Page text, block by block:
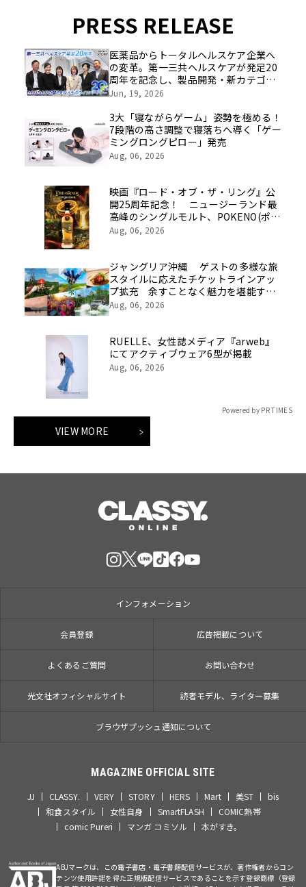
PRESS RELEASE
医薬品からトータルヘルスケア企業へ
の変革。第一三共ヘルスケアが発足20
周年を記念し、製品開発・新カテゴリ
挑戦の舞台や旧社統合時のエピソード
像を公開！
Jun, 19, 2026
3大「寝ながらゲーム」姿勢を極める！
7段階の高さ調整で寝落ちへ導く「ゲー
ミングロングピロー」発売
Aug, 06, 2026
映画『ロード・オブ・ザ・リング』公
開25周年記念！ ニュージーランド最
高峰のシングルモルト、POKENO(ポケ
ノ)より 数量限定ウイスキー「リング
Aug, 06, 2026
ジャングリア沖縄 ゲストの多様な旅
スタイルに応えたチケットラインアッ
プ拡充 余すことなく魅力を堪能する
「ロイヤルチケット」新登場
Aug, 06, 2026
RUELLE、女性誌メディア『arweb』
にてアクティブウェア6型が掲載
Aug, 06, 2026
Powered by PR TIMES
VIEW MORE
インフォメーション
会員登録 広告掲載について
よくあるご質問 お問い合わせ
光文社オフィシャルサイト 読者モデル、ライター募集
ブラウザプッシュ通知について
MAGAZINE OFFICIAL SITE
JJ CLASSY. VERY STORY HERS Mart 美ST
bis
和食スタイル
女性自身 SmartFLASH
COMIC熱帯
comic Pureri
マンガ コミソル 本がすき。
ABJマークは、この電子書店・電子書籍配信サービスが、著作権者からコン
テンツ使用許諾を得た正規版配信サービスであることを示す登録商標（登録